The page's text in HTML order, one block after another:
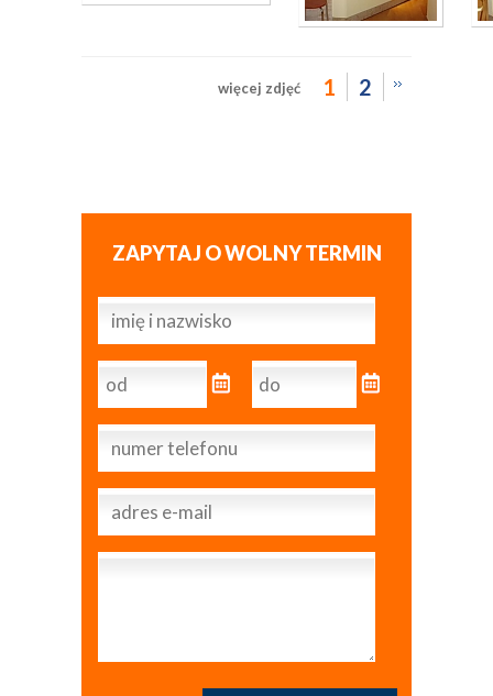
1 2
więcej zdjęć
ZAPYTAJ O WOLNY TERMIN